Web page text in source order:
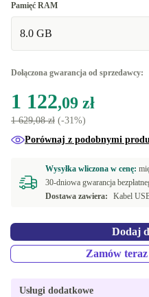
Pamięć RAM
8.0 GB
Dołączona gwarancja od sprzedawcy:
1 122,09 zł
1 629,08 zł (-31%)
Porównaj z podobnymi
Wysyłka wliczona w cenę:
30-dniowa gwarancja
Dostawa zawiera:
Kabel
Dodaj
Zamów teraz
Usługi dodatkowe